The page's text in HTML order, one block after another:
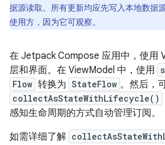
据源读取。所有更新均应先写入本地数据
使用方，因为它可观察。
在 Jetpack Compose 应用中，使用
层和界面。在 ViewModel 中，使用
Flow 转换为 StateFlow 。然后，
collectAsStateWithLifecycle()
感知生命周期的方式自动管理订阅。
如需详细了解